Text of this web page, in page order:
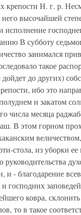
крепости Н. г. р.
него высочайшей
В субботу
занимался
такое
до других)
ибо это
и закатом
числа месяца
В этом горном
стола, из уборки
руководительства
и - благодарение
господних
ковра,
то в такое